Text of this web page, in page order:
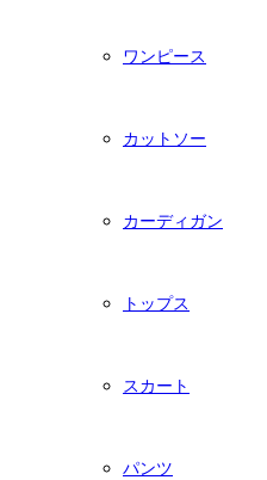
ワンピース
カットソー
カーディガン
トップス
スカート
パンツ